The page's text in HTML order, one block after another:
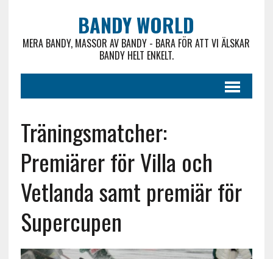
BANDY WORLD
MERA BANDY, MASSOR AV BANDY - BARA FÖR ATT VI ÄLSKAR
BANDY HELT ENKELT.
Träningsmatcher:
Premiärer för Villa och
Vetlanda samt premiär för
Supercupen